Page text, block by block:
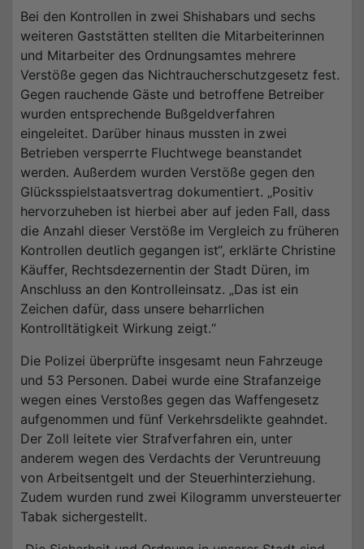
Bei den Kontrollen in zwei Shishabars und sechs
weiteren Gaststätten stellten die Mitarbeiterinnen
und Mitarbeiter des Ordnungsamtes mehrere
Verstöße gegen das Nichtraucherschutzgesetz fest.
Gegen rauchende Gäste und betroffene Betreiber
wurden entsprechende Bußgeldverfahren
eingeleitet. Darüber hinaus mussten in zwei
Betrieben versperrte Fluchtwege beanstandet
werden. Außerdem wurden Verstöße gegen den
Glücksspielstaatsvertrag dokumentiert. „Positiv
hervorzuheben ist hierbei aber auf jeden Fall, dass
die Anzahl dieser Verstöße im Vergleich zu früheren
Kontrollen deutlich gegangen ist“, erklärte Christine
Käuffer, Rechtsdezernentin der Stadt Düren, im
Anschluss an den Kontrolleinsatz. „Das ist ein
Zeichen dafür, dass unsere beharrlichen
Kontrolltätigkeit Wirkung zeigt.“
Die Polizei überprüfte insgesamt neun Fahrzeuge
und 53 Personen. Dabei wurde eine Strafanzeige
wegen eines Verstoßes gegen das Waffengesetz
aufgenommen und fünf Verkehrsdelikte geahndet.
Der Zoll leitete vier Strafverfahren ein, unter
anderem wegen des Verdachts der Veruntreuung
von Arbeitsentgelt und der Steuerhinterziehung.
Zudem wurden rund zwei Kilogramm unversteuerter
Tabak sichergestellt.